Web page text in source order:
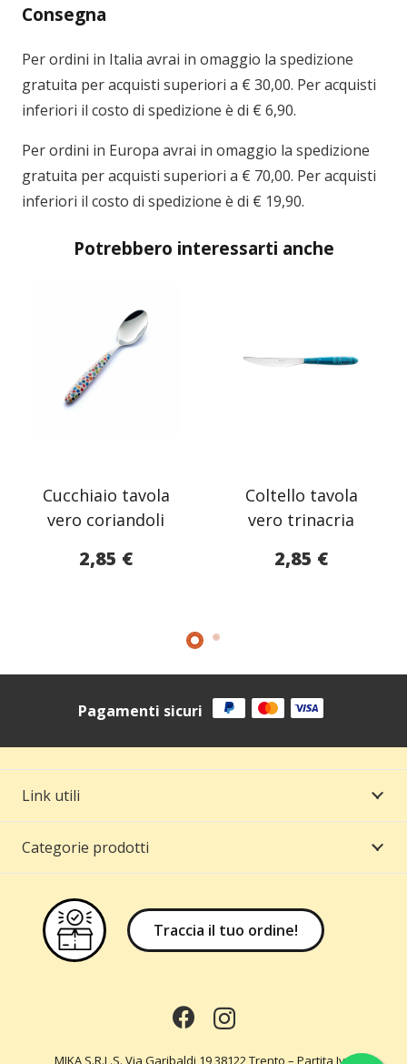
Consegna
Per ordini in Italia avrai in omaggio la spedizione
gratuita per acquisti superiori a € 30,00. Per acquisti
inferiori il costo di spedizione è di € 6,90.
Per ordini in Europa avrai in omaggio la spedizione
gratuita per acquisti superiori a € 70,00. Per acquisti
inferiori il costo di spedizione è di € 19,90.
Potrebbero interessarti anche
Cucchiaio tavola
vero coriandoli
2,85 €
Coltello tavola
vero trinacria
2,85 €
Pagamenti sicuri
Link utili
Categorie prodotti
Traccia il tuo ordine!
MIKA S.R.L.S. Via Garibaldi,19 38122 Trento – Partita Iva